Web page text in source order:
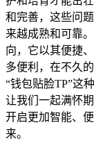
和完善，这些问
来越成熟和可靠
向，它以其便捷
多便利，在不久
“钱包贴脸TP”这
让我们一起满怀
开启更加智能、
来。